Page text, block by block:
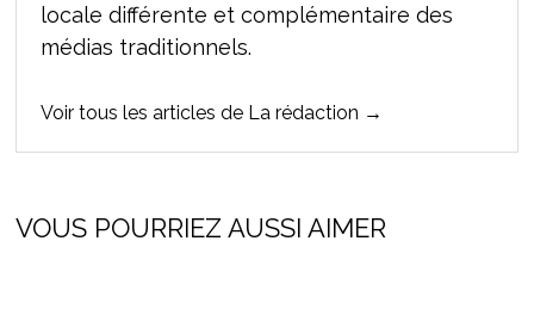
locale différente et complémentaire des
médias traditionnels.
Voir tous les articles de La rédaction →
VOUS POURRIEZ AUSSI AIMER